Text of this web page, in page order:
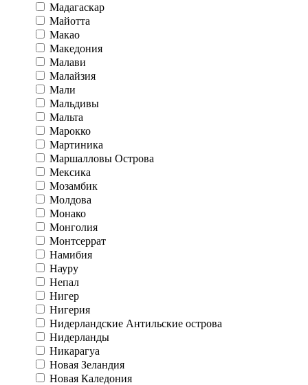
Мадагаскар
Майотта
Макао
Македония
Малави
Малайзия
Мали
Мальдивы
Мальта
Марокко
Мартиника
Маршалловы Острова
Мексика
Мозамбик
Молдова
Монако
Монголия
Монтсеррат
Намибия
Науру
Непал
Нигер
Нигерия
Нидерландские Антильские острова
Нидерланды
Никарагуа
Новая Зеландия
Новая Каледония